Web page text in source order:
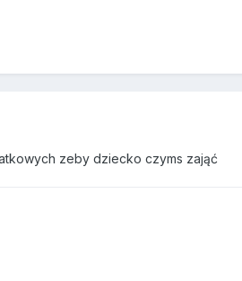
zeby dziecko czyms zająć